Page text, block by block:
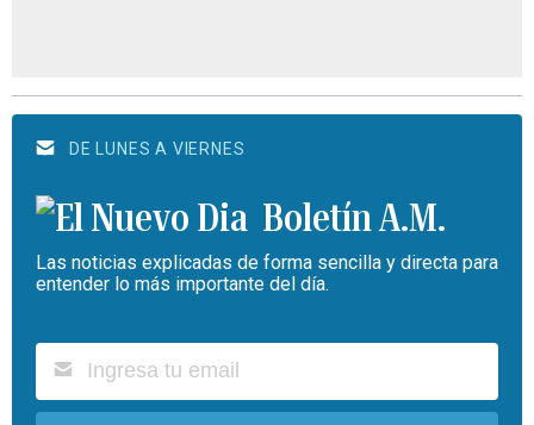
DE LUNES A VIERNES
Boletín A.M.
Las noticias explicadas de forma sencilla y directa para
entender lo más importante del día.